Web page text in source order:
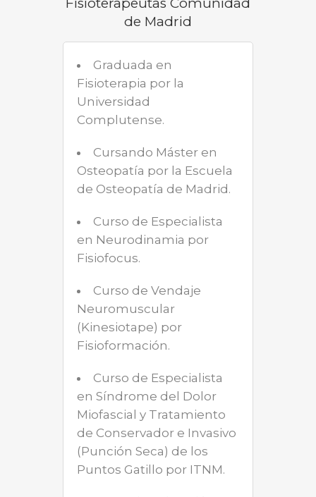
de Madrid
Graduada en
Fisioterapia por la
Universidad
Complutense.
Cursando Máster en
Osteopatía por la Escuela
de Osteopatía de Madrid.
Curso de Especialista
en Neurodinamia por
Fisiofocus.
Curso de Vendaje
Neuromuscular
(Kinesiotape) por
Fisioformación.
Curso de Especialista
en Síndrome del Dolor
Miofascial y Tratamiento
de Conservador e Invasivo
(Punción Seca) de los
Puntos Gatillo por ITNM.